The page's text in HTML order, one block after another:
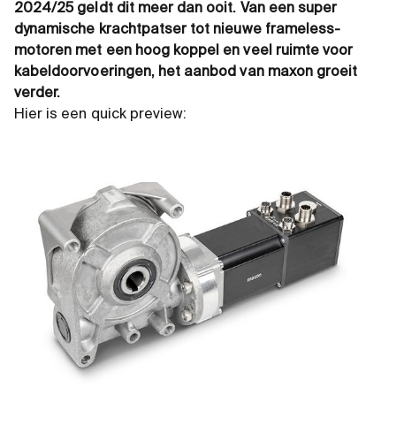
2024/25 geldt dit meer dan ooit. Van een super
dynamische krachtpatser tot nieuwe frameless-
motoren met een hoog koppel en veel ruimte voor
kabeldoorvoeringen, het aanbod van maxon groeit
verder.
Hier is een quick preview: